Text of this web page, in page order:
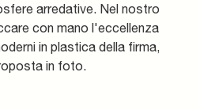
arredative. Nel nostro
con mano l'eccellenza
in plastica della firma,
in foto.